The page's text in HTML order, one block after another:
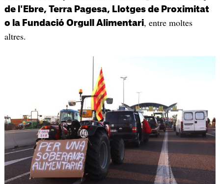
de l'Ebre, Terra Pagesa, Llotges de Proximitat
o la Fundació Orgull Alimentari, entre moltes
altres.